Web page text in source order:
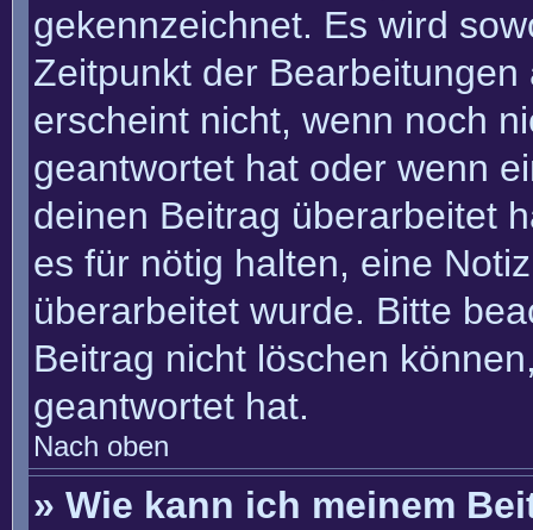
gekennzeichnet. Es wird
Zeitpunkt der
erscheint nicht, wenn noch
geantwortet hat oder wenn
deinen Beitrag überarbeitet
es für nötig halten, eine
überarbeitet wurde. Bitte
Beitrag nicht löschen
geantwortet hat.
Nach oben
» Wie kann ich meinem